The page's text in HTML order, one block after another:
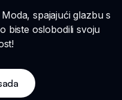
spajajući glazbu s
biste oslobodili svoju